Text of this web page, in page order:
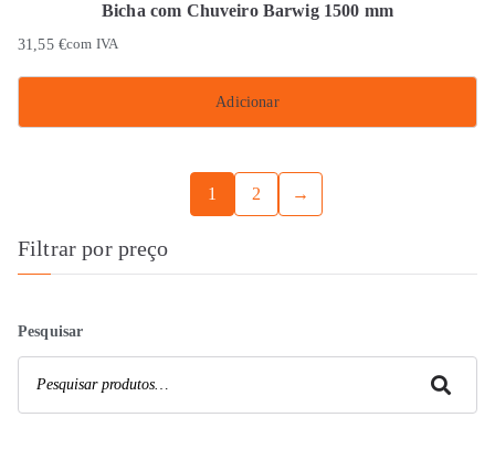
Bicha com Chuveiro Barwig 1500 mm
31,55 €com IVA
Adicionar
1 2 →
Filtrar por preço
Pesquisar
Pesquisar